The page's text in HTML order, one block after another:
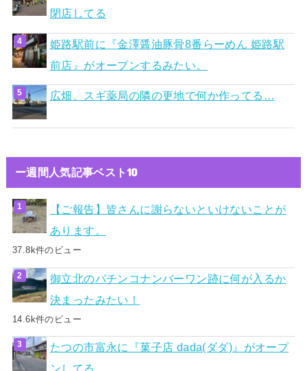
閉店してる
姫路駅前に『金澤醤油豚骨8番らーめん 姫路駅
前店』がオープンするみたい。
広畑、スギ薬局の隣の更地で何か作ってる…
ー週間人気記事ベスト10
【ご報告】皆さんに謝らないといけないことが
あります。
37.8k件のビュー
御立北のパチンコナンバーワン跡に何が入るか
決まったみたい！
14.6k件のビュー
たつの市富永に『菓子店 dada(ダダ)』がオープ
ンしてる